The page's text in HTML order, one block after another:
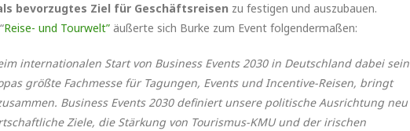
bevorzugtes Ziel für Geschäftsreisen zu festigen und auszubauen.
Reise- und Tourwelt” äußerte sich Burke zum Event folgendermaßen:
internationalen Start von Business Events 2030 in Deutschland dabei sein
größte Fachmesse für Tagungen, Events und Incentive-Reisen, bringt
Business Events 2030 definiert unsere politische Ausrichtung neu
Ziele, die Stärkung von Tourismus-KMU und der irischen